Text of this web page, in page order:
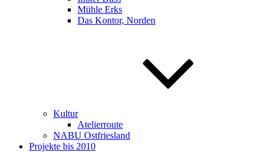
Mühle Erks
Das Kontor, Norden
Kultur
Atelierroute
NABU Ostfriesland
Projekte bis 2010